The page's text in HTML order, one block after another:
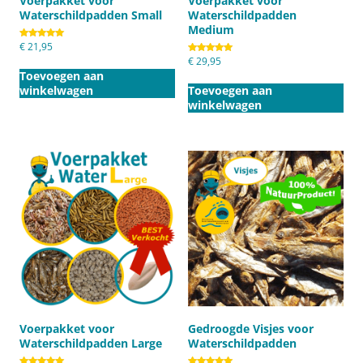
Waterschildpadden Small
Gewaardeerd
5.00
€21,95
Toevoegen aan
winkelwagen
Waterschildpadden
Medium
Gewaardeerd
5.00
€29,95
Toevoegen aan
winkelwagen
Voerpakket voor
Waterschildpadden Large
Gedroogde Visjes voor
Waterschildpadden